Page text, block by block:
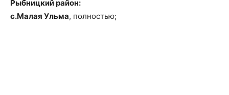
Рыбницкий район:
с.Малая Ульма, полностью;